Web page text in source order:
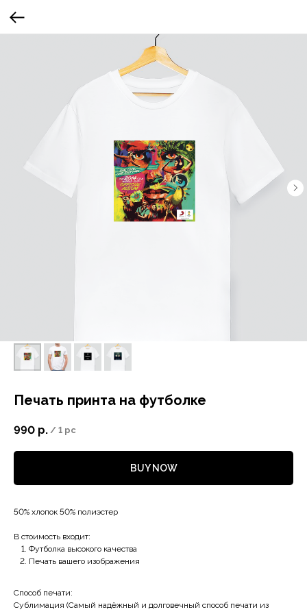
Печать принта на футболке
990 р. / 1 pc
BUY NOW
50% хлопок 50% полиэстер
В стоимость входит:
Футболка высокого качества
Печать вашего изображения
Способ печати:
Сублимация (Самый надёжный и долговечный способ печати из